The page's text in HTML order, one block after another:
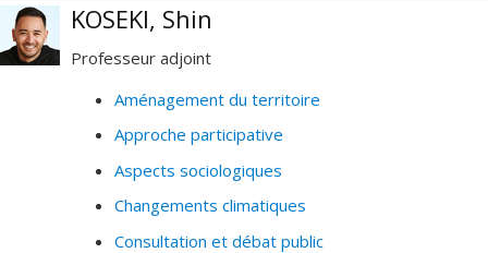
KOSEKI, Shin
Professeur adjoint
Aménagement du territoire
Approche participative
Aspects sociologiques
Changements climatiques
Consultation et débat public